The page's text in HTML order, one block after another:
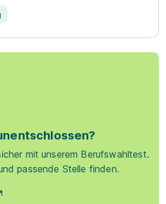
mit unserem Berufswahltest.
passende Stelle finden.